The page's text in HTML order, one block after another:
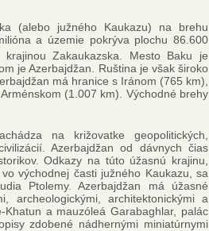
(alebo južného Kaukazu) na brehu
a územie pokrýva plochu 86.600
Zakaukazska. Mesto Baku je
je Azerbajdžan. Ruština je však široko
má hranice s Iránom (765 km),
(1.007 km). Východné brehy
na križovatke geopolitických,
Azerbajdžan od dávnych čias
Odkazy na túto úžasnú krajinu,
východnej časti južného Kaukazu, sa
Ptolemy. Azerbajdžan má úžasné
architektonickými a
a mauzóleá Garabaghlar, palác
zdobené nádhernými miniatúrnymi